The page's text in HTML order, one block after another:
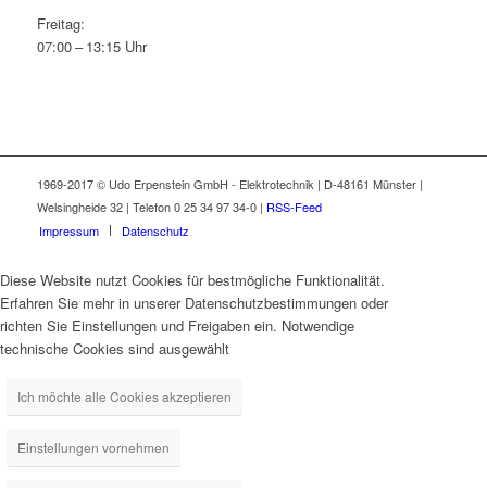
Freitag:
07:00 – 13:15 Uhr
1969-2017 © Udo Erpenstein GmbH - Elektrotechnik | D-48161 Münster |
Welsingheide 32 | Telefon 0 25 34 97 34-0 | RSS-Feed
Impressum
Datenschutz
Diese Website nutzt Cookies für bestmögliche Funktionalität.
Erfahren Sie mehr in unserer Datenschutzbestimmungen oder
richten Sie Einstellungen und Freigaben ein. Notwendige
technische Cookies sind ausgewählt
Ich möchte alle Cookies akzeptieren
Einstellungen vornehmen